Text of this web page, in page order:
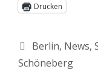
Drucken
Berlin, News,
Schöneberg